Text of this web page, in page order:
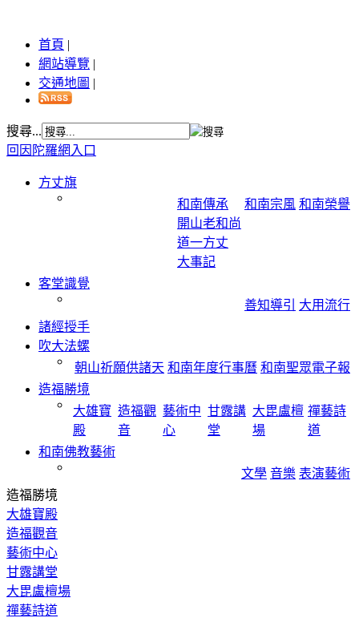
首頁 |
網站導覽 |
交通地圖 |
搜尋...
回因陀羅網入口
方丈旗
和南傳承
開山老和尚
道一方丈
大事記
和南宗風 和南榮譽
客堂識覺
善知導引
大用流行
諸經授手
吹大法螺
朝山祈願供諸天 和南年度行事曆 和南聖眾電子報
造福勝境
大雄寶
殿
造福觀
音
藝術中
心
甘露講
堂
大毘盧檀
場
禪藝詩
道
和南佛教藝術
文學 音樂 表演藝術
造福勝境
大雄寶殿
造福觀音
藝術中心
甘露講堂
大毘盧檀場
禪藝詩道